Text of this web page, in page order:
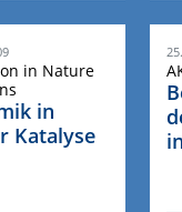
in Nature
in
Katalyse